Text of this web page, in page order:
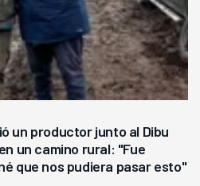
un productor junto al Dibu
un camino rural: "Fue
que nos pudiera pasar esto"